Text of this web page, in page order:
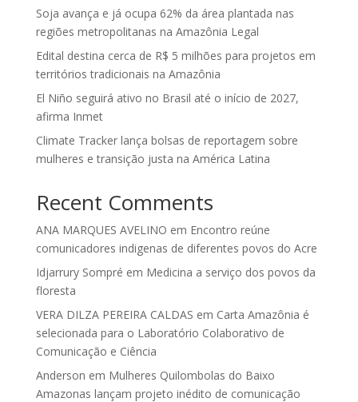
Soja avança e já ocupa 62% da área plantada nas
regiões metropolitanas na Amazônia Legal
Edital destina cerca de R$ 5 milhões para projetos em
territórios tradicionais na Amazônia
El Niño seguirá ativo no Brasil até o início de 2027,
afirma Inmet
Climate Tracker lança bolsas de reportagem sobre
mulheres e transição justa na América Latina
Recent Comments
ANA MARQUES AVELINO em Encontro reúne
comunicadores indigenas de diferentes povos do Acre
Idjarrury Sompré em Medicina a serviço dos povos da
floresta
VERA DILZA PEREIRA CALDAS em Carta Amazônia é
selecionada para o Laboratório Colaborativo de
Comunicação e Ciência
Anderson em Mulheres Quilombolas do Baixo
Amazonas lançam projeto inédito de comunicação